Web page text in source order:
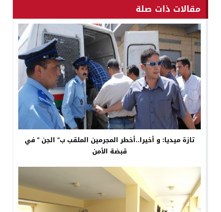
مقالات ذات صلة
تازة ميديا: و أخيرا..أخطر المجرمين الملقب ب” الجن ” في
قبضة الأمن